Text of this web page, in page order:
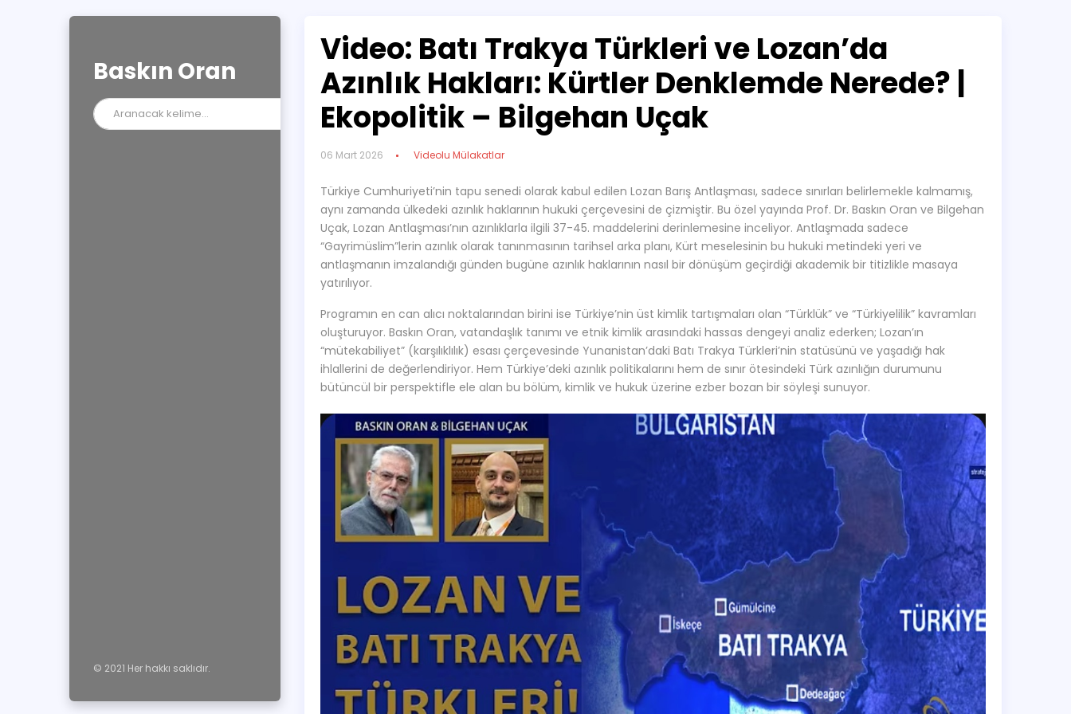
Baskın Oran
© 2021 Her hakkı saklıdır.
Video: Batı Trakya Türkleri ve Lozan’da
Azınlık Hakları: Kürtler Denklemde Nerede? |
Ekopolitik – Bilgehan Uçak
06 Mart 2026 Videolu Mülakatlar
Türkiye Cumhuriyeti’nin tapu senedi olarak kabul edilen Lozan Barış Antlaşması, sadece sınırları belirlemekle kalmamış,
aynı zamanda ülkedeki azınlık haklarının hukuki çerçevesini de çizmiştir. Bu özel yayında Prof. Dr. Baskın Oran ve Bilgehan
Uçak, Lozan Antlaşması’nın azınlıklarla ilgili 37-45. maddelerini derinlemesine inceliyor. Antlaşmada sadece
“Gayrimüslim”lerin azınlık olarak tanınmasının tarihsel arka planı, Kürt meselesinin bu hukuki metindeki yeri ve
antlaşmanın imzalandığı günden bugüne azınlık haklarının nasıl bir dönüşüm geçirdiği akademik bir titizlikle masaya
yatırılıyor.
Programın en can alıcı noktalarından birini ise Türkiye’nin üst kimlik tartışmaları olan “Türklük” ve “Türkiyelilik” kavramları
oluşturuyor. Baskın Oran, vatandaşlık tanımı ve etnik kimlik arasındaki hassas dengeyi analiz ederken; Lozan’ın
“mütekabiliyet” (karşılıklılık) esası çerçevesinde Yunanistan’daki Batı Trakya Türkleri’nin statüsünü ve yaşadığı hak
ihlallerini de değerlendiriyor. Hem Türkiye’deki azınlık politikalarını hem de sınır ötesindeki Türk azınlığın durumunu
bütüncül bir perspektifle ele alan bu bölüm, kimlik ve hukuk üzerine ezber bozan bir söyleşi sunuyor.